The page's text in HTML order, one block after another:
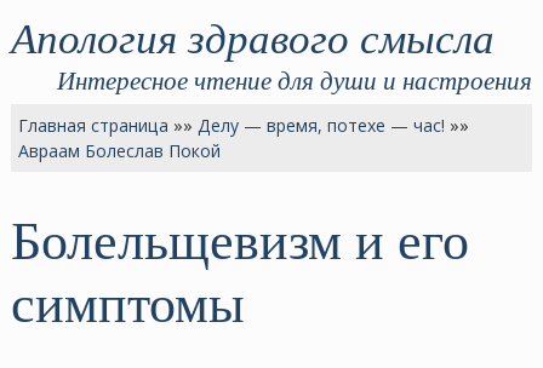
Апология здравого смысла
Интересное чтение для души и настроения
Главная страница »»Делу — время, потехе — час! »»
Авраам Болеслав Покой
Болельщевизм и его
симптомы